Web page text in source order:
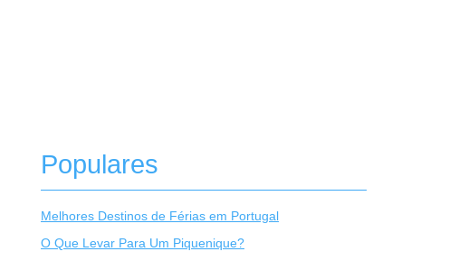
Populares
Melhores Destinos de Férias em Portugal
O Que Levar Para Um Piquenique?